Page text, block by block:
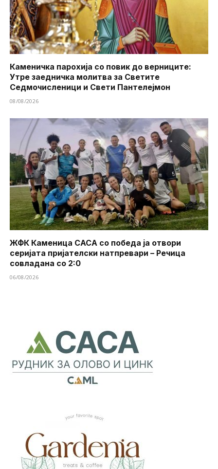
Каменичка парохија со повик до верниците:
Утре заедничка молитва за Светите
Седмочисленици и Свети Пантелејмон
08/08/2026
ЖФК Каменица САСА со победа ја отвори
серијата пријателски натпревари – Речица
совладана со 2:0
06/08/2026